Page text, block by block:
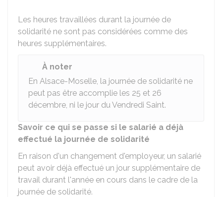
Les heures travaillées durant la journée de
solidarité ne sont pas considérées comme des
heures supplémentaires.
À noter
En Alsace-Moselle, la journée de solidarité ne
peut pas être accomplie les 25 et 26
décembre, ni le jour du Vendredi Saint.
Savoir ce qui se passe si le salarié a déjà
effectué la journée de solidarité
En raison d'un changement d'employeur, un salarié
peut avoir déjà effectué un jour supplémentaire de
travail durant l'année en cours dans le cadre de la
journée de solidarité.